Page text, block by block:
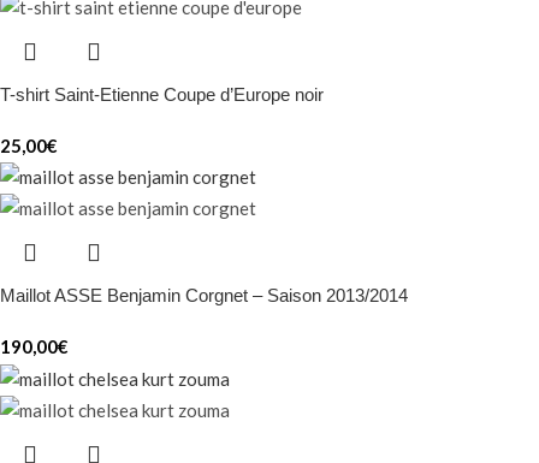
T-shirt Saint-Etienne Coupe d’Europe noir
25,00€
Maillot ASSE Benjamin Corgnet – Saison 2013/2014
190,00€